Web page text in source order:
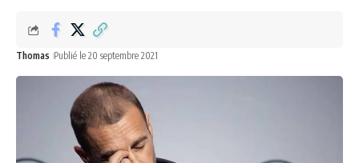
Thomas Publié le 20 septembre 2021